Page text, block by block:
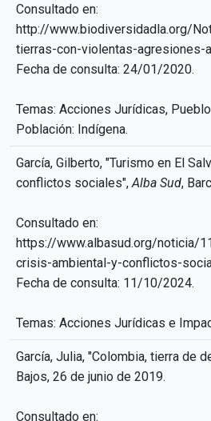
Consultado en:
http://www.biodiversidadla.org/
tierras-con-violentas-agresiones-
Fecha de consulta: 24/01/2020.
Temas: Acciones Jurídicas,
Población: Indígena.
García, Gilberto, "Turismo en El
conflictos sociales",Alba Sud,
Consultado en:
https://www.albasud.org/noticia/
crisis-ambiental-y-conflictos-
Fecha de consulta: 11/10/2024.
Temas: Acciones Jurídicas e
García, Julia, "Colombia, tierra de
Bajos, 26 de junio de 2019.
Consultado en: